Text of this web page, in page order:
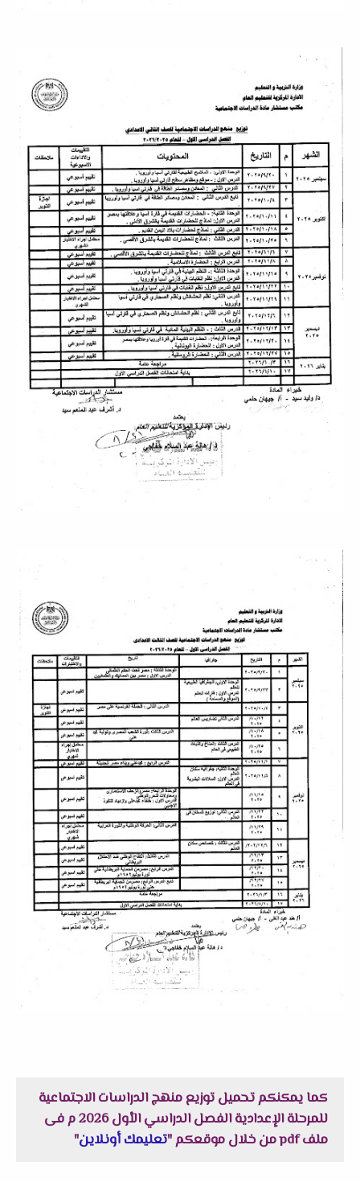
كما يمكنكم تحميلتوزيع منهج الدراسات الاجتماعية
للمرحلة الإعدادية الفصل الدراسي الأول 2026 م فى
ملف pdf من خلال موقعكم "
تعليمك أونلاين"